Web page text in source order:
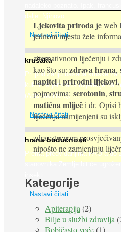
dalje. Njihovo ...
Nastavi čitati
krušaka
Pri podizanju nasada kruške
kukcima jer vlada uvjerenje da
(Apis mellifera). ...
Nastavi čitati
hrana budućnosti
Prema predviđanjima FAO-a
stanovnika Zemlje bit će
Nastavi čitati
Ljekovita priroda je web
jednom mjestu žele
alternativnom liječenju i
kao što su: zdrava hrana,
napitciiprirodni lijekovi,
pojmovima: serotonin,
matična mliječi dr. Opisi
liječenja namijenjeni su
zdravstvenom
nipošto ne zamjenjuju
Kategorije
Apiterapija (2)
Bilje u službi zdravlja
Bobičasto voće(1)